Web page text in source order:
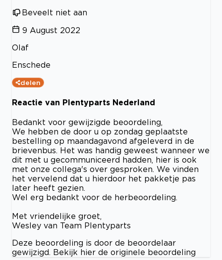
Beveelt niet aan
9 August 2022
Olaf
Enschede
delen
Reactie van Plentyparts Nederland
Bedankt voor gewijzigde beoordeling,
We hebben de door u op zondag geplaatste
bestelling op maandagavond afgeleverd in de
brievenbus. Het was handig geweest wanneer we
dit met u gecommuniceerd hadden, hier is ook
met onze collega's over gesproken. We vinden
het vervelend dat u hierdoor het pakketje pas
later heeft gezien.
Wel erg bedankt voor de herbeoordeling.
Met vriendelijke groet,
Wesley van Team Plentyparts
Deze beoordeling is door de beoordelaar
gewijzigd. Bekijk hier de originele beoordeling